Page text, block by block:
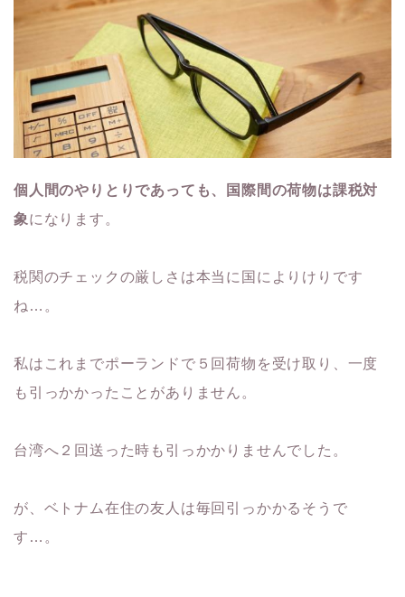
個人間のやりとりであっても、国際間の荷物は課税対
象 になります。
税関のチェックの厳しさは本当に国によりけりです
ね…。
私はこれまでポーランドで５回荷物を受け取り、一度
も引っかかったことがありません。
台湾へ２回送った時も引っかかりませんでした。
が、ベトナム在住の友人は毎回引っかかるそうで
す…。